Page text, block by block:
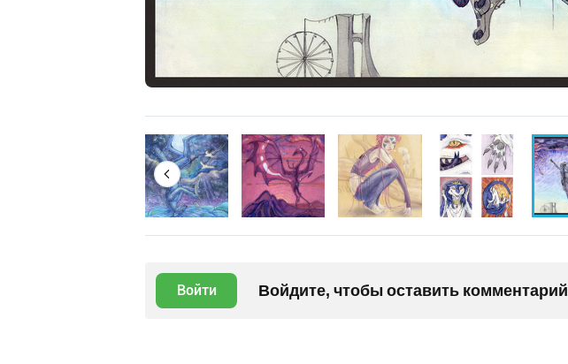
Войти Войдите, чтобы оставить комментарий